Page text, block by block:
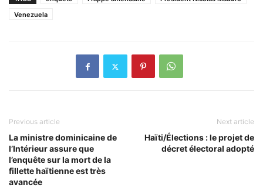
Venezuela
Previous article
La ministre dominicaine de
l’Intérieur assure que
l’enquête sur la mort de la
fillette haïtienne est très
avancée
Next article
Haïti/Élections : le projet de
décret électoral adopté